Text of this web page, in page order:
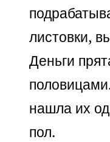
листовки,
Деньги
нашла их
пол.